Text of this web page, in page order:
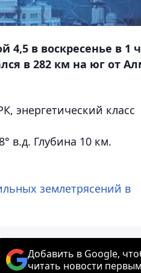
в воскресенье в 1
в 282 км на юг от
энергетический класс
в.д. Глубина 10 км.
землетрясений в
Добавить в Google,
читать новости первым